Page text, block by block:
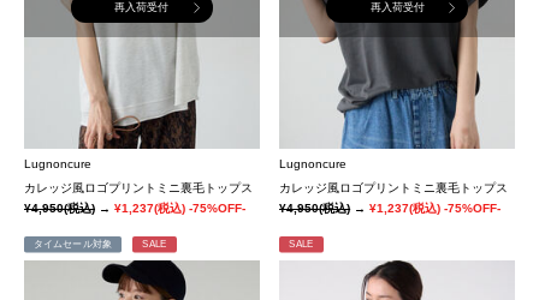
再入荷受付
Lugnoncure
カレッジ風ロゴプリントミニ裏毛トップス
¥4,950(税込) → ¥1,237(税込) -75%OFF-
再入荷受付
Lugnoncure
カレッジ風ロゴプリントミニ裏毛トップス
¥4,950(税込)→¥1,237(税込) -75%OFF-
タイムセール対象 SALE SALE